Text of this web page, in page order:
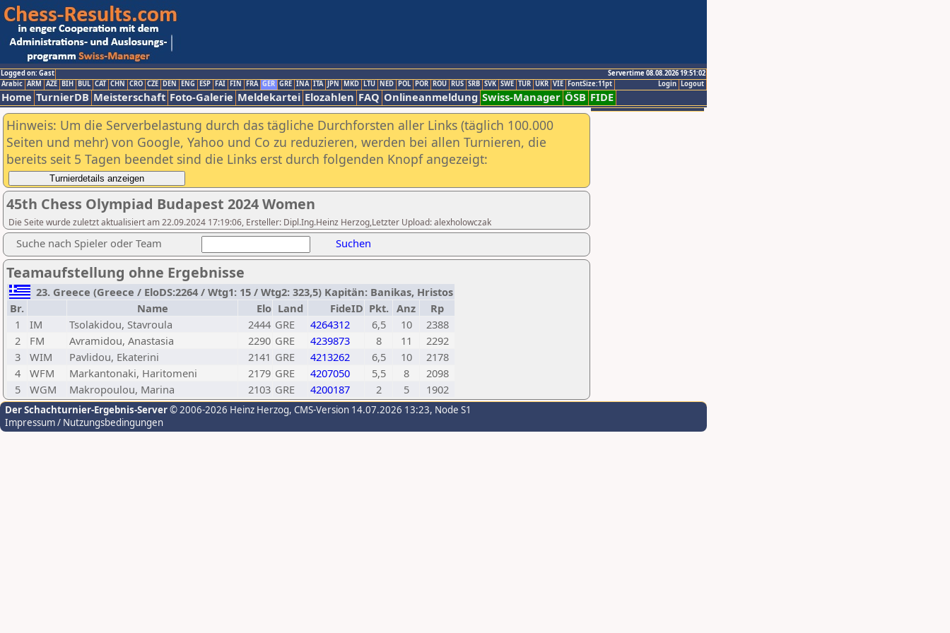
Logged on: Gast
Servertime 08.08.2026 19:51:02
Logout
Login
Arabic ARM AZE BIH BUL CAT CHN CRO CZE DEN ENG ESP FAI FIN FRA GER GRE INA ITA JPN MKD LTU NED POL POR ROU RUS SRB SVK SWE TUR UKR VIE FontSize:11pt
Home TurnierDB Meisterschaft Foto-Galerie Meldekartei Elozahlen FAQ Onlineanmeldung Swiss-Manager ÖSB FIDE
Hinweis: Um die Serverbelastung durch das tägliche Durchforsten aller Links (täglich 100.000
Seiten und mehr) von Google, Yahoo und Co zu reduzieren, werden bei allen Turnieren, die
bereits seit 5 Tagen beendet sind die Links erst durch folgenden Knopf angezeigt:
45th Chess Olympiad Budapest 2024 Women
Die Seite wurde zuletzt aktualisiert am 22.09.2024 17:19:06, Ersteller: Dipl.Ing.Heinz Herzog,Letzter Upload: alexholowczak
Suche nach Spieler oder Team Suchen
Teamaufstellung ohne Ergebnisse
23. Greece (Greece / EloDS:2264 / Wtg1: 15 / Wtg2: 323,5) Kapitän: Banikas, Hristos
Br.
Name Elo Land FideID Pkt. Anz
Rp
1
IM Tsolakidou, Stavroula 2444 GRE 4264312 6,5 10
2388
2
FM Avramidou, Anastasia 2290 GRE 4239873 8 11
2292
3
WIM Pavlidou, Ekaterini 2141 GRE 4213262 6,5 10
2178
4
WFM Markantonaki, Haritomeni 2179 GRE 4207050 5,5 8
2098
5
WGM Makropoulou, Marina 2103 GRE 4200187 2 5 1902
Der Schachturnier-Ergebnis-Server© 2006-2026 Heinz Herzog, CMS-Version 14.07.2026 13:23, Node S1
Impressum / Nutzungsbedingungen